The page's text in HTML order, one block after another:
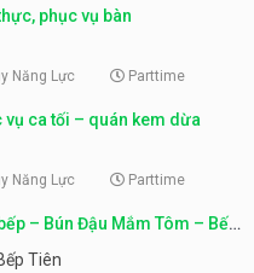
phục vụ bàn
Năng Lực Parttime
vụ ca tối – quán kem dừa
Năng Lực Parttime
– Bún Đậu Mắm Tôm – Bếp
Tiên